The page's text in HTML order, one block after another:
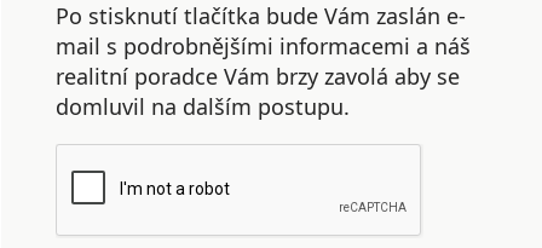
Po stisknutí tlačítka bude Vám zaslán e-
mail s podrobnějšími informacemi a náš
realitní poradce Vám brzy zavolá aby se
domluvil na dalším postupu.